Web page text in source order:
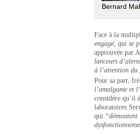
Bernard
Face à la
engagé, qui se
approuvée par
lanceurs
à l’attention du
Pour sa part,
l’amalgame et
considère qu’il
laboratoires
qui